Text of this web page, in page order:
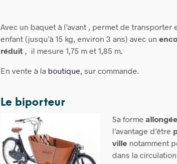
Avec un baquet à l’avant , permet de transporter
enfant (jusqu’à 15 kg, environ 3 ans) avec un
réduit , il mesure 1,75 m et 1,85 m.
En vente à la boutique, sur commande.
Le biporteur
Sa forme allongée
l’avantage d’être
ville notamment
dans la